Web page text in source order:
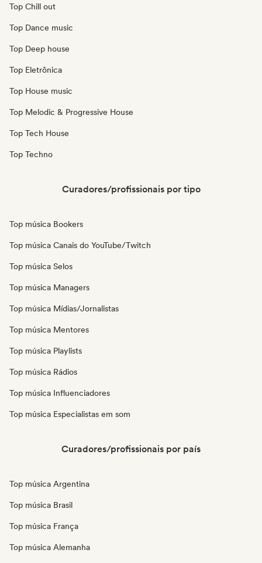
Top Chill out
Top Dance music
Top Deep house
Top Eletrônica
Top House music
Top Melodic & Progressive House
Top Tech House
Top Techno
Curadores/profissionais por tipo
Top música Bookers
Top música Canais do YouTube/Twitch
Top música Selos
Top música Managers
Top música Mídias/Jornalistas
Top música Mentores
Top música Playlists
Top música Rádios
Top música Influenciadores
Top música Especialistas em som
Curadores/profissionais por país
Top música Argentina
Top música Brasil
Top música França
Top música Alemanha